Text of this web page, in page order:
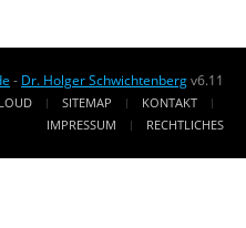
- Dr. Holger Schwichtenbergv6.11
SITEMAP
KONTAKT
IMPRESSUM
RECHTLICHES